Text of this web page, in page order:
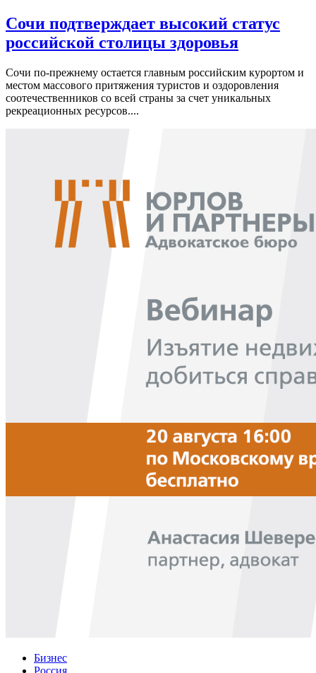
Сочи подтверждает высокий статус
российской столицы здоровья
Сочи по-прежнему остается главным российским курортом и
местом массового притяжения туристов и оздоровления
соотечественников со всей страны за счет уникальных
рекреационных ресурсов....
Бизнес
Россия